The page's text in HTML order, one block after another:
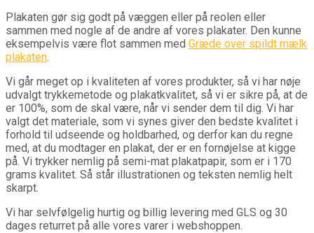
Plakaten gør sig godt på væggen eller på reolen eller
sammen med nogle af de andre af vores plakater. Den kunne
eksempelvis være flot sammen med Græde over spildt mælk
plakaten.
Vi går meget op i kvaliteten af vores produkter, så vi har nøje
udvalgt trykkemetode og plakatkvalitet, så vi er sikre på, at de
er 100%, som de skal være, når vi sender dem til dig. Vi har
valgt det materiale, som vi synes giver den bedste kvalitet i
forhold til udseende og holdbarhed, og derfor kan du regne
med, at du modtager en plakat, der er en fornøjelse at kigge
på. Vi trykker nemlig på semi-mat plakatpapir, som er i 170
grams kvalitet. Så står illustrationen og teksten nemlig helt
skarpt.
Vi har selvfølgelig hurtig og billig levering med GLS og 30
dages returret på alle vores varer i webshoppen.